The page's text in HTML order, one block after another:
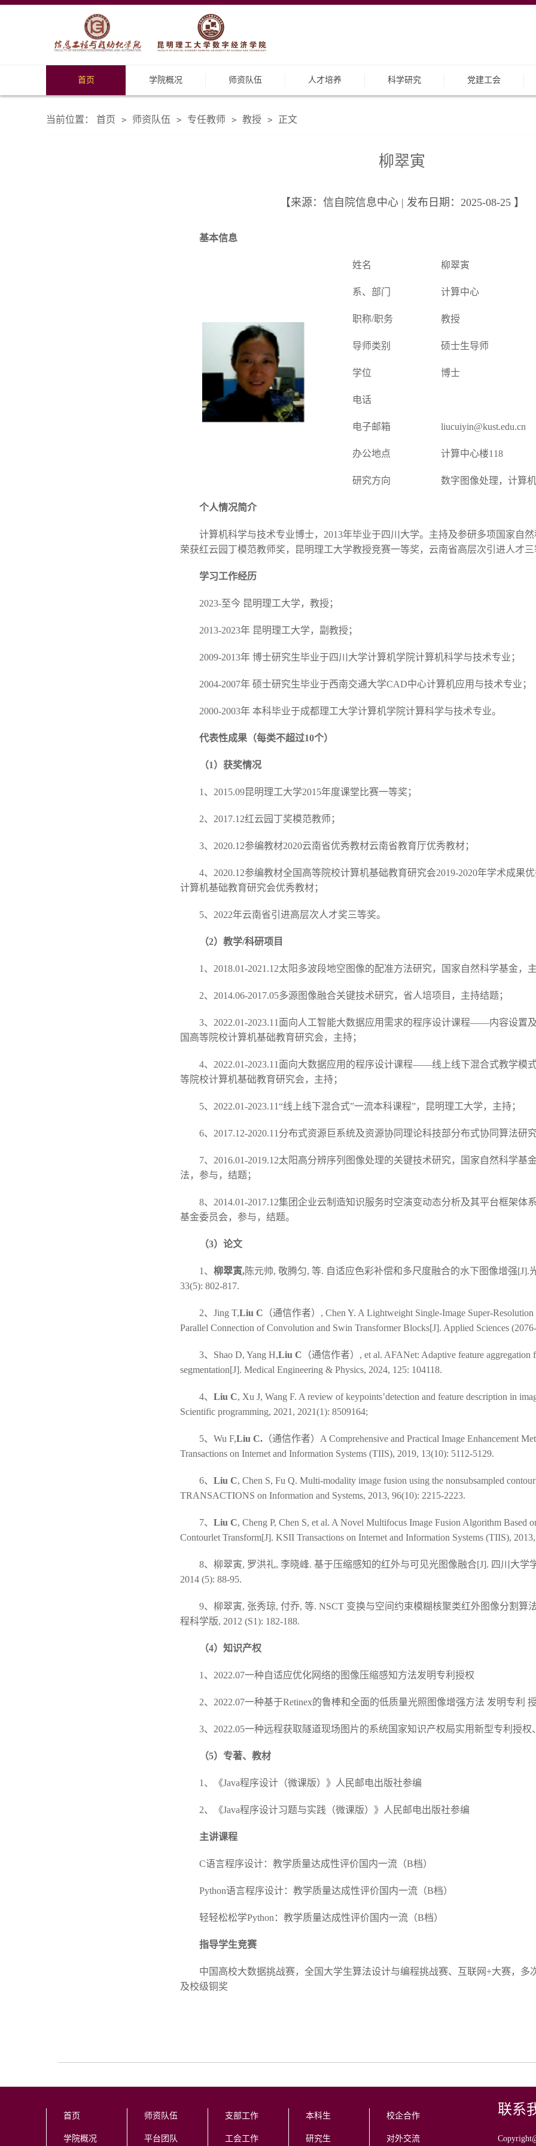
首页 学院概况 师资队伍 人才培养 科学研究 党建工会
当前位置： 首页 > 师资队伍 > 专任教师 > 教授 > 正文
柳翠寅
【来源：信自院信息中心 | 发布日期：2025-08-25 】
基本信息
姓名 柳翠寅
系、部门 计算中心
职称/职务 教授
导师类别 硕士生导师
学位 博士
电话
电子邮箱 liucuiyin@kust.edu.cn
办公地点 计算中心楼118
研究方向 数字图像处理，计算
个人情况简介
计算机科学与技术专业博士，2013年毕业于四川大学。主持及参研多项国家自
荣获红云园丁模范教师奖，昆明理工大学教授竞赛一等奖，云南省高层次引进人才
学习工作经历
2023-至今 昆明理工大学，教授；
2013-2023年 昆明理工大学，副教授；
2009-2013年 博士研究生毕业于四川大学计算机学院计算机科学与技术专业；
2004-2007年 硕士研究生毕业于西南交通大学CAD中心计算机应用与技术专业；
2000-2003年 本科毕业于成都理工大学计算机学院计算科学与技术专业。
代表性成果（每类不超过10个）
（1）获奖情况
1、2015.09昆明理工大学2015年度课堂比赛一等奖；
2、2017.12红云园丁奖模范教师；
3、2020.12参编教材2020云南省优秀教材云南省教育厅优秀教材；
4、2020.12参编教材全国高等院校计算机基础教育研究会2019-2020年学术成果
计算机基础教育研究会优秀教材；
5、2022年云南省引进高层次人才奖三等奖。
（2）教学/科研项目
1、2018.01-2021.12太阳多波段地空图像的配准方法研究，国家自然科学基金，
2、2014.06-2017.05多源图像融合关键技术研究，省人培项目，主持结题；
3、2022.01-2023.11面向人工智能大数据应用需求的程序设计课程——内容设置
国高等院校计算机基础教育研究会，主持；
4、2022.01-2023.11面向大数据应用的程序设计课程——线上线下混合式教学模
等院校计算机基础教育研究会，主持；
5、2022.01-2023.11“线上线下混合式”一流本科课程”，昆明理工大学，主持；
6、2017.12-2020.11分布式资源巨系统及资源协同理论科技部分布式协同算法研
7、2016.01-2019.12太阳高分辨序列图像处理的关键技术研究，国家自然科学基
法，参与，结题；
8、2014.01-2017.12集团企业云制造知识服务时空演变动态分析及其平台框架体
基金委员会，参与，结题。
（3）论文
1、 柳翠寅,陈元帅, 敬腾匀, 等. 自适应色彩补偿和多尺度融合的水下图像增强[J].
33(5): 802-817.
2、Jing T,Liu C （通信作者）, Chen Y. A Lightweight Single-Image Super-Resolution
Parallel Connection of Convolution and Swin Transformer Blocks[J]. Applied Sciences
3、Shao D, Yang H,Liu C （通信作者）, et al. AFANet: Adaptive feature aggregation
segmentation[J]. Medical Engineering & Physics, 2024, 125: 104118.
4、 Liu C, Xu J, Wang F. A review of keypoints’detection and feature description in
Scientific programming, 2021, 2021(1): 8509164;
5、Wu F,Liu C. （通信作者）A Comprehensive and Practical Image Enhancement
Transactions on Internet and Information Systems (TIIS), 2019, 13(10): 5112-5129.
6、 Liu C, Chen S, Fu Q. Multi-modality image fusion using the nonsubsampled
TRANSACTIONS on Information and Systems, 2013, 96(10): 2215-2223.
7、 Liu C, Cheng P, Chen S, et al. A Novel Multifocus Image Fusion Algorithm Based
Contourlet Transform[J]. KSII Transactions on Internet and Information Systems (TIIS),
8、柳翠寅, 罗洪礼, 李晓峰. 基于压缩感知的红外与可见光图像融合[J]. 四川大学
2014 (5): 88-95.
9、柳翠寅, 张秀琼, 付乔, 等. NSCT 变换与空间约束模糊核聚类红外图像分割算
程科学版, 2012 (S1): 182-188.
（4）知识产权
1、2022.07一种自适应优化网络的图像压缩感知方法发明专利授权
2、2022.07一种基于Retinex的鲁棒和全面的低质量光照图像增强方法 发明专利
3、2022.05一种远程获取隧道现场图片的系统国家知识产权局实用新型专利授权
（5）专著、教材
1、《Java程序设计（微课版）》人民邮电出版社参编
2、《Java程序设计习题与实践（微课版）》人民邮电出版社参编
主讲课程
C语言程序设计：教学质量达成性评价国内一流（B档）
Python语言程序设计：教学质量达成性评价国内一流（B档）
轻轻松松学Python：教学质量达成性评价国内一流（B档）
指导学生竞赛
中国高校大数据挑战赛，全国大学生算法设计与编程挑战赛、互联网+大赛，多
及校级铜奖
首页
学院概况
师资队伍
平台团队
支部工作
工会工作
本科生
研究生
校企合作
对外交流
联系